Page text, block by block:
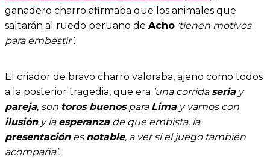
ganadero charro afirmaba que los animales que
saltarán al ruedo peruano de Acho ‘tienen motivos
para embestir’.
El criador de bravo charro valoraba, ajeno como todos
a la posterior tragedia, que era ‘una corrida seriay
pareja, son toros buenospara Limay vamos con
ilusióny la esperanzade que embista, la
presentaciónes notable, a ver si el juego también
acompaña’.